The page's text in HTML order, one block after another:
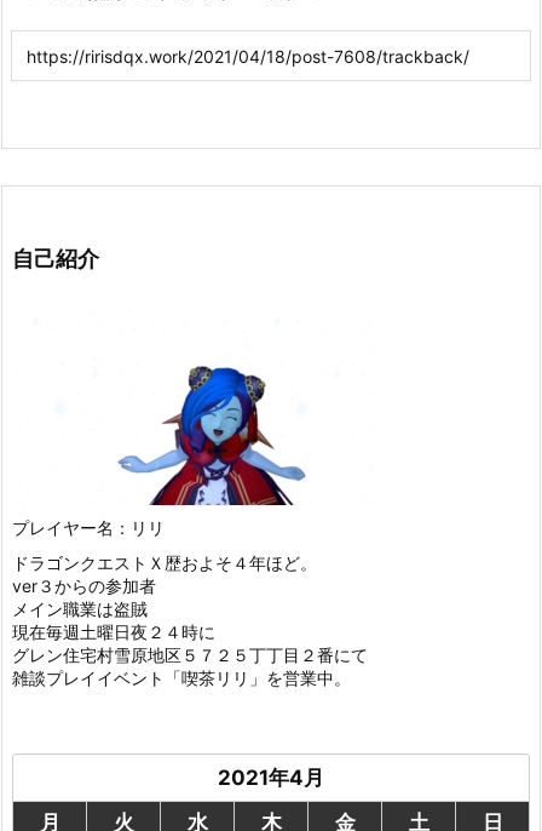
自己紹介
プレイヤー名：リリ
ドラゴンクエストＸ歴およそ４年ほど。
ver３からの参加者
メイン職業は盗賊
現在毎週土曜日夜２４時に
グレン住宅村雪原地区５７２５丁丁目２番にて
雑談プレイイベント「喫茶リリ」を営業中。
2021年4月
月
火 水 木 金 土
日